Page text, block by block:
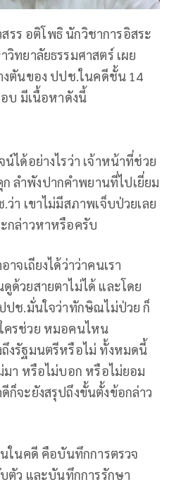
รร อติโพธิ นักวิชาการอิสระ
ทยาลัยธรรมศาสตร์ เผย
งตันของ ปปช.ในคดีชั้น 14
บ มีเนื้อหาดังนี้
ได้อย่างไรว่า เจ้าหน้าที่ช่วย
ลำพังปากคำพยานที่ไปเยี่ยม
า เขาไม่มีสภาพเจ็บป่วยเลย
กล่าวหาหรือครับ
จเถียงได้ว่าว่าคนเรา
ด้วยสายตาไม่ได้ และโดย
ปช.มั่นใจว่าทักษิณไม่ป่วย ก็
ครช่วย หมอคนไหน
งรัฐมนตรีหรือไม่ ทั้งหมดนี้
มา หรือไม่บอก หรือไม่ยอม
ก็จะยังสรุปถึงขั้นตั้งข้อกล่าว
ในคดี คือบันทึกการตรวจ
ตัว และบันทึกการรักษา